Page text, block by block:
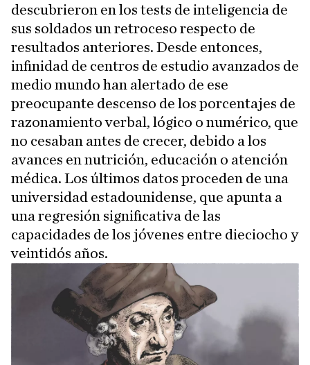
descubrieron en los tests de inteligencia de
sus soldados un retroceso respecto de
resultados anteriores. Desde entonces,
infinidad de centros de estudio avanzados de
medio mundo han alertado de ese
preocupante descenso de los porcentajes de
razonamiento verbal, lógico o numérico, que
no cesaban antes de crecer, debido a los
avances en nutrición, educación o atención
médica. Los últimos datos proceden de una
universidad estadounidense, que apunta a
una regresión significativa de las
capacidades de los jóvenes entre dieciocho y
veintidós años.